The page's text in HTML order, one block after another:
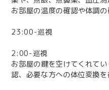
お部屋の温度の確認や体調の
23:00-巡視
2:00-巡視
お部屋の鍵を空けてくれて
認、必要な方への体位変換を